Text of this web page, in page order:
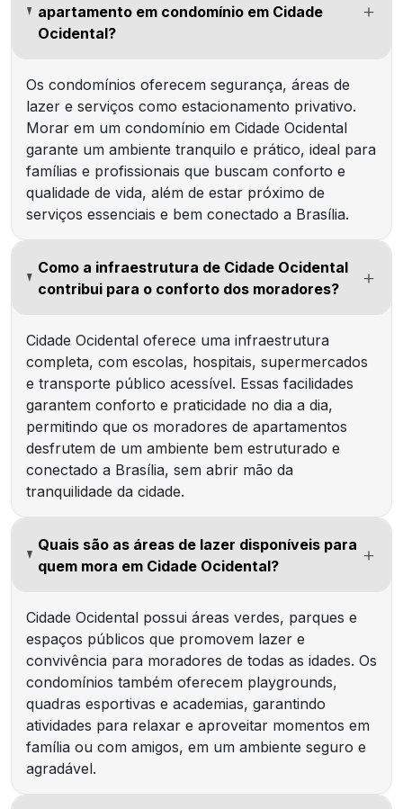
apartamento em condomínio em Cidade
Ocidental?
Os condomínios oferecem segurança, áreas de
lazer e serviços como estacionamento privativo.
Morar em um condomínio em Cidade Ocidental
garante um ambiente tranquilo e prático, ideal para
famílias e profissionais que buscam conforto e
qualidade de vida, além de estar próximo de
serviços essenciais e bem conectado a Brasília.
Como a infraestrutura de Cidade Ocidental
contribui para o conforto dos moradores?
Cidade Ocidental oferece uma infraestrutura
completa, com escolas, hospitais, supermercados
e transporte público acessível. Essas facilidades
garantem conforto e praticidade no dia a dia,
permitindo que os moradores de apartamentos
desfrutem de um ambiente bem estruturado e
conectado a Brasília, sem abrir mão da
tranquilidade da cidade.
Quais são as áreas de lazer disponíveis para
quem mora em Cidade Ocidental?
Cidade Ocidental possui áreas verdes, parques e
espaços públicos que promovem lazer e
convivência para moradores de todas as idades. Os
condomínios também oferecem playgrounds,
quadras esportivas e academias, garantindo
atividades para relaxar e aproveitar momentos em
família ou com amigos, em um ambiente seguro e
agradável.